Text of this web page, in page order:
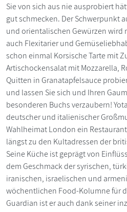
Sie von sich aus nie ausprobiert
gut schmecken. Der Schwerpunkt
und orientalischen Gewürzen wird
auch Flexitarier und
schon einmal Korsische Tarte mit
Artischockensalat mit Mozzarella,
Quitten in Granatapfelsauce
und lassen Sie sich und Ihren
besonderen Buchs verzaubern!
deutscher und italienischer
Wahlheimat London ein
längst zu den Kultadressen der
Seine Küche ist geprägt von
dem Geschmack der syrischen,
iranischen, israelischen und
wöchentlichen Food-Kolumne für
Guardian ist er auch dank seiner